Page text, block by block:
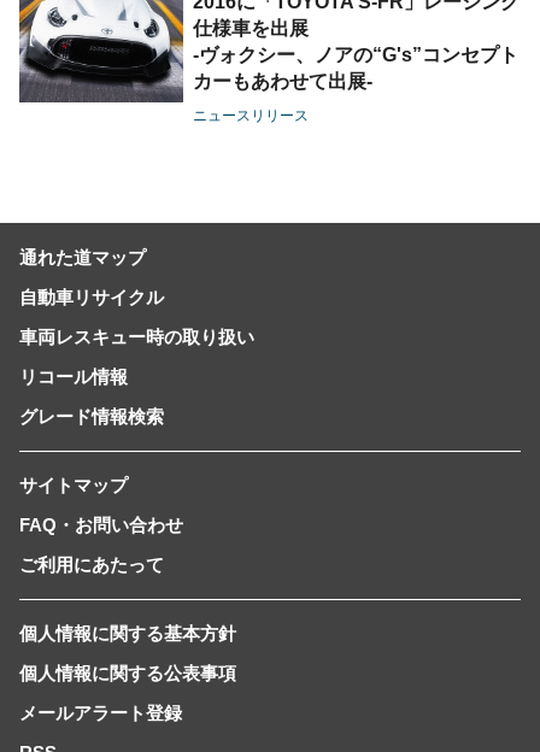
仕様車を出展
-ヴォクシー、ノアの“G's”コンセプト
カーもあわせて出展-
ニュースリリース
通れた道マップ
自動車リサイクル
車両レスキュー時の取り扱い
リコール情報
グレード情報検索
サイトマップ
FAQ・お問い合わせ
ご利用にあたって
個人情報に関する基本方針
個人情報に関する公表事項
メールアラート登録